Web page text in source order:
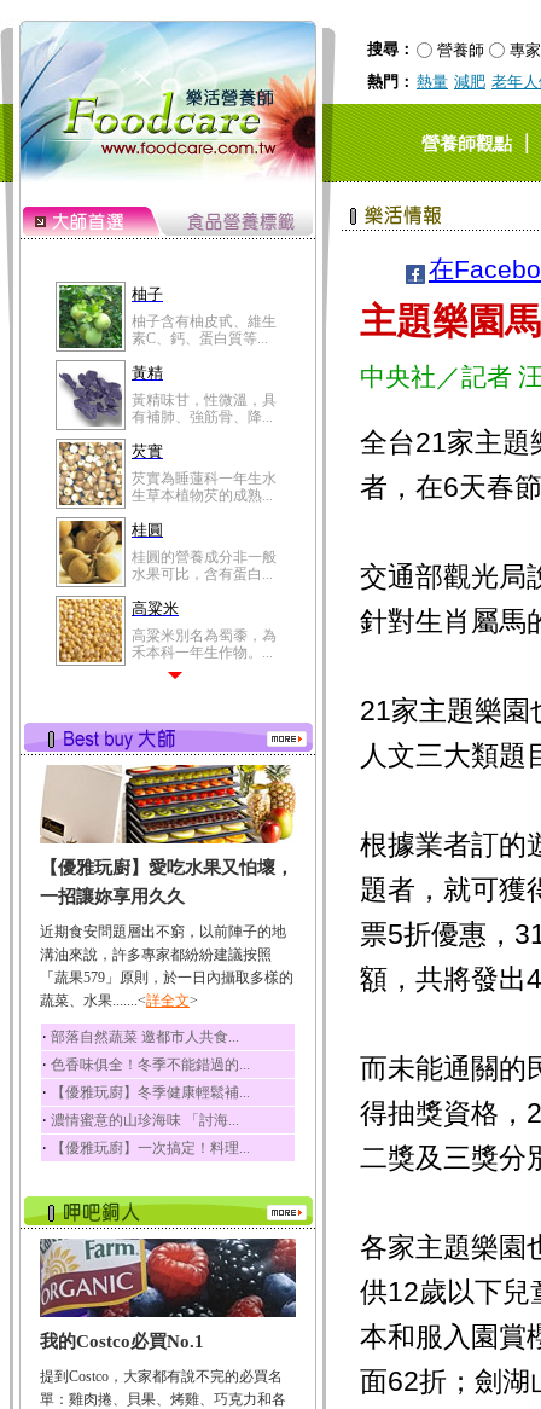
搜尋： 營養師
專家
熱門： 熱量 減肥 老年
營養師觀點｜
柚子
柚子含有柚皮甙、維生
素C、鈣、蛋白質等...
黃精
黃精味甘，性微溫，具
有補肺、強筋骨、降...
芡實
芡實為睡蓮科一年生水
生草本植物芡的成熟...
桂圓
桂圓的營養成分非一般
水果可比，含有蛋白...
高粱米
高粱米別名為蜀黍，為
禾本科一年生作物。...
有蛋白質、脂肪、磷...
鮪魚
鮪魚肚肉中的不飽和脂
肪酸內富含EPA和DH...
韭菜
韭菜所含的膳食纖維能
幫助消化與通便；揮...
冬瓜
冬瓜營養價值高，鈉含
量極低是水腫病人的...
豆豉
豆豉裡頭含有營養的蛋
白質、脂肪、鈣、磷...
榛果
榛果裡所含的營養素有
蛋白質、脂肪、醣類...
迷迭香
酸、迷迭香酸、植物...
咖啡
咖啡中的咖啡因會刺激
中樞神經系統，特別...
椰子
椰子含有糖類、脂肪、
荔枝
【優雅玩廚】愛吃水果又怕壞，
一招讓妳享用久久
近期食安問題層出不窮，以前陣子的地
溝油來說，許多專家都紛紛建議按照
「蔬果579」原則，於一日內攝取多樣的
蔬菜、水果.......<詳全文>
‧ 部落自然蔬菜 邀都市人共食...
‧ 色香味俱全！冬季不能錯過的...
‧ 【優雅玩廚】冬季健康輕鬆補...
‧ 濃情蜜意的山珍海味 「討海...
‧ 【優雅玩廚】一次搞定！料理...
我的Costco必買No.1
提到Costco，大家都有說不完的必買名
單：雞肉捲、貝果、烤雞、巧克力和各
在
主題樂園
中央社／記者
全台21家主題
者，在6天春
交通部觀光局
針對生肖屬馬
21家主題樂園
人文三大類題
根據業者訂的
題者，就可獲
票5折優惠，
額，共將發出
而未能通關的
得抽獎資格，
二獎及三獎分
各家主題樂園
供12歲以下兒
本和服入園賞
面62折；劍湖